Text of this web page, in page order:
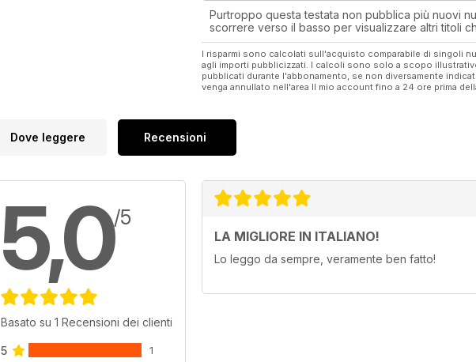
Purtroppo questa testata non pubblica più nuovi
scorrere verso il basso per visualizzare altri titoli
I risparmi sono calcolati sull'acquisto comparabile di singoli
agli importi pubblicizzati. I calcoli sono solo a scopo
pubblicati durante l'abbonamento, se non diversamente
venga annullato nell'area Il mio account fino a 24 ore prima
Dove leggere Recensioni
5,0/5
Basato su 1 Recensioni dei clienti
5 1
LA MIGLIORE IN ITALIANO!
Lo leggo da sempre, veramente ben fatto!